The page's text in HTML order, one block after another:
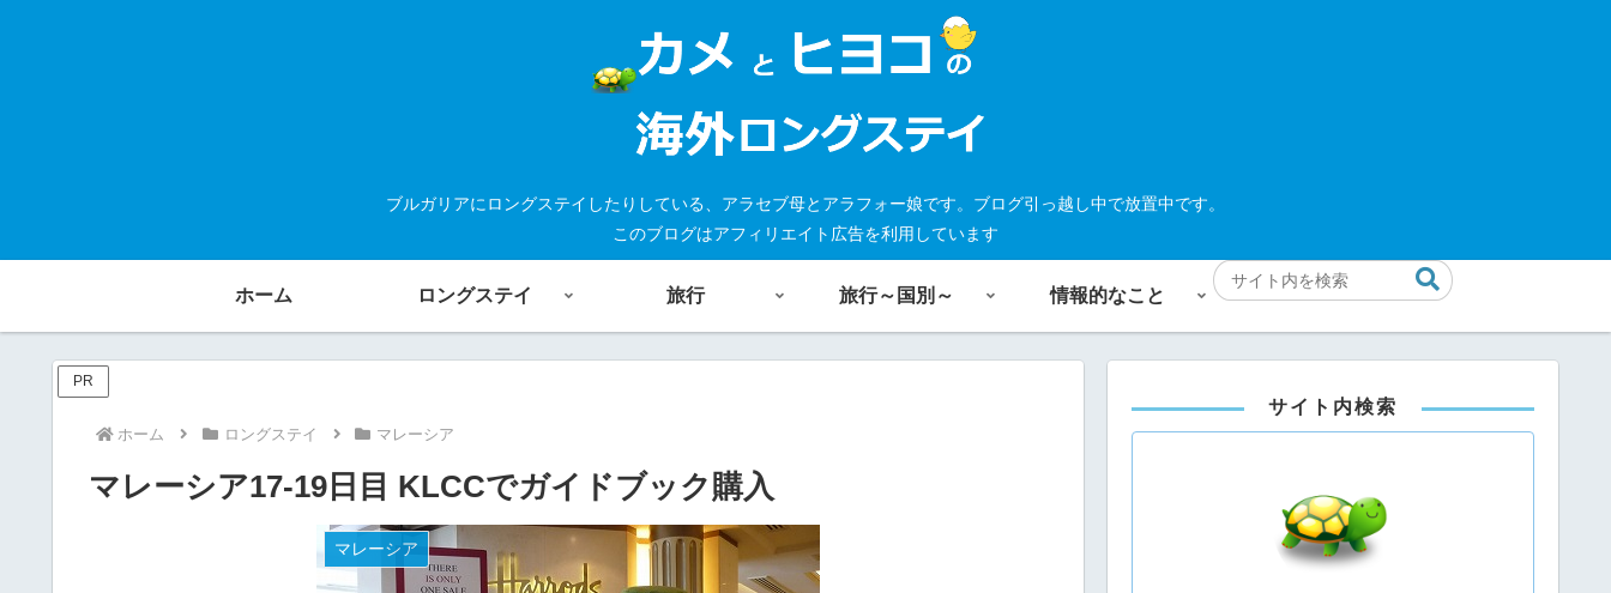
ブルガリアにロングステイしたりしている、アラセブ母とアラフォー娘です。ブログ引っ越し中で放置中です。
このブログはアフィリエイト広告を利用しています
ホーム ロングステイ 旅行 旅行～国別～ 情報的なこと
PR
ホーム ロングステイ マレーシア
マレーシア17-19日目 KLCCでガイドブック購入
マレーシア
サイト内検索